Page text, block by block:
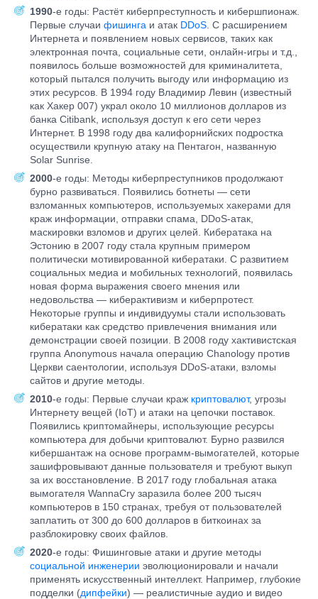
1990-е годы: Растёт киберпреступность и кибершпионаж.
Первые случаи фишинга и атак DDoS . С расширением
Интернета и появлением новых сервисов, таких как
электронная почта, социальные сети, онлайн-игры и т.д.,
появилось больше возможностей для криминалитета,
который пытался получить выгоду или информацию из
этих ресурсов. В 1994 году Владимир Левин (известный
как Хакер 007) украл около 10 миллионов долларов из
банка Citibank, используя доступ к его сети через
Интернет. В 1998 году два калифорнийских подростка
осуществили крупную атаку на Пентагон, названную
Solar Sunrise.
2000-е годы: Методы киберпреступников продолжают
бурно развиваться. Появились ботнеты — сети
взломанных компьютеров, используемых хакерами для
краж информации, отправки спама, DDoS-атак,
маскировки взломов и других целей. Кибератака на
Эстонию в 2007 году стала крупным примером
политически мотивированной кибератаки. С развитием
социальных медиа и мобильных технологий, появилась
новая форма выражения своего мнения или
недовольства — киберактивизм и киберпротест.
Некоторые группы и индивидуумы стали использовать
кибератаки как средство привлечения внимания или
демонстрации своей позиции. В 2008 году хактивистская
группа Anonymous начала операцию Chanology против
Церкви саентологии, используя DDoS-атаки, взломы
сайтов и другие методы.
2010-е годы: Первые случаи краж криптовалют, угрозы
Интернету вещей (IoT) и атаки на цепочки поставок.
Появились криптомайнеры, использующие ресурсы
компьютера для добычи криптовалют. Бурно развился
кибершантаж на основе программ-вымогателей, которые
зашифровывают данные пользователя и требуют выкуп
за их восстановление. В 2017 году глобальная атака
вымогателя WannaCry заразила более 200 тысяч
компьютеров в 150 странах, требуя от пользователей
заплатить от 300 до 600 долларов в биткоинах за
разблокировку своих файлов.
2020-е годы: Фишинговые атаки и другие методы
социальной инженерии эволюционировали и начали
применять искусственный интеллект. Например, глубокие
подделки (дипфейки) — реалистичные аудио и видео